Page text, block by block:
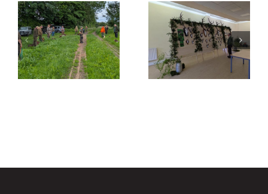
HR
Abtshagen
–
Jahreshauptversammlung
Jäger
helfen beim
Aufräumen
–